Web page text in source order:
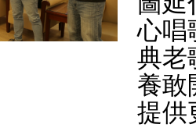
心唱
典老
養敢
提供